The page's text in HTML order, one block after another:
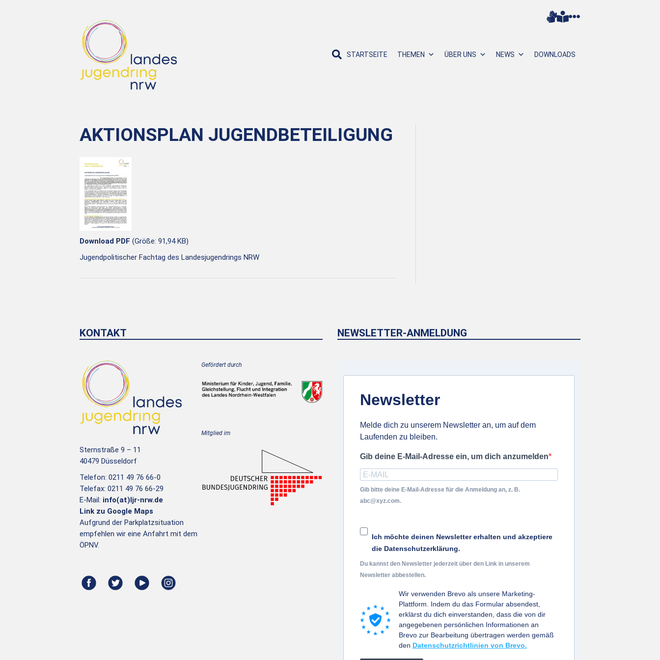
STARTSEITE THEMEN ÜBER UNS NEWS DOWNLOADS
AKTIONSPLAN JUGENDBETEILIGUNG
Download PDF (Größe: 91,94 KB)
Jugendpolitischer Fachtag des Landesjugendrings NRW
KONTAKT
Sternstraße 9 – 11
40479 Düsseldorf
Telefon: 0211 49 76 66-0
Telefax: 0211 49 76 66-29
E-Mail: info(at)ljr-nrw.de
Link zu Google Maps
Aufgrund der Parkplatzsituation
empfehlen wir eine Anfahrt mit dem
ÖPNV.
Gefördert durch
Mitglied im
NEWSLETTER-ANMELDUNG
Newsletter
Melde dich zu unserem Newsletter an, um auf dem
Laufenden zu bleiben.
Gib deine E-Mail-Adresse ein, um dich anzumelden
Gib bitte deine E-Mail-Adresse für die Anmeldung an, z. B.
abc@xyz.com.
Ich möchte deinen Newsletter erhalten und akzeptiere
die Datenschutzerklärung.
Du kannst den Newsletter jederzeit über den Link in unserem
Newsletter abbestellen.
Wir verwenden Brevo als unsere Marketing-
Plattform. Indem du das Formular absendest,
erklärst du dich einverstanden, dass die von dir
angegebenen persönlichen Informationen an
Brevo zur Bearbeitung übertragen werden gemäß
den Datenschutzrichtlinien von Brevo.